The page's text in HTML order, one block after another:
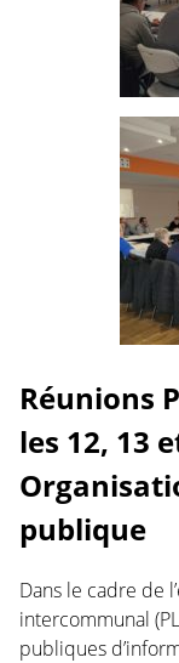
Réunions
les 12, 13
publique
Dans le cadre de
intercommunal
publiques